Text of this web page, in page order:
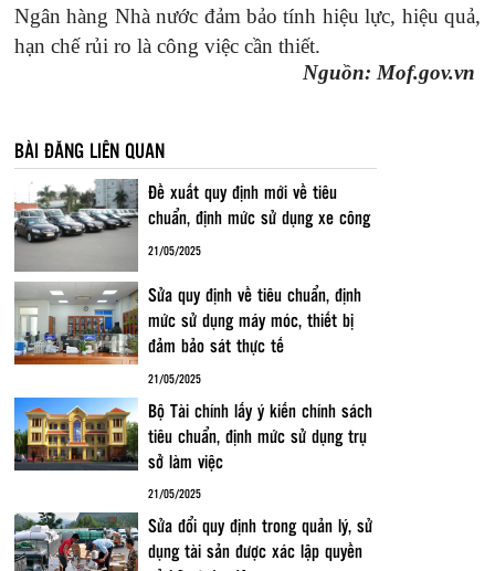
Ngân hàng Nhà nước đảm bảo tính hiệu lực, hiệu quả,
hạn chế rủi ro là công việc cần thiết.
Nguồn: Mof.gov.vn
BÀI ĐĂNG LIÊN QUAN
Đề xuất quy định mới về tiêu
chuẩn, định mức sử dụng xe công
21/05/2025
Sửa quy định về tiêu chuẩn, định
mức sử dụng máy móc, thiết bị
đảm bảo sát thực tế
21/05/2025
Bộ Tài chính lấy ý kiến chính sách
tiêu chuẩn, định mức sử dụng trụ
sở làm việc
21/05/2025
Sửa đổi quy định trong quản lý, sử
dụng tài sản được xác lập quyền